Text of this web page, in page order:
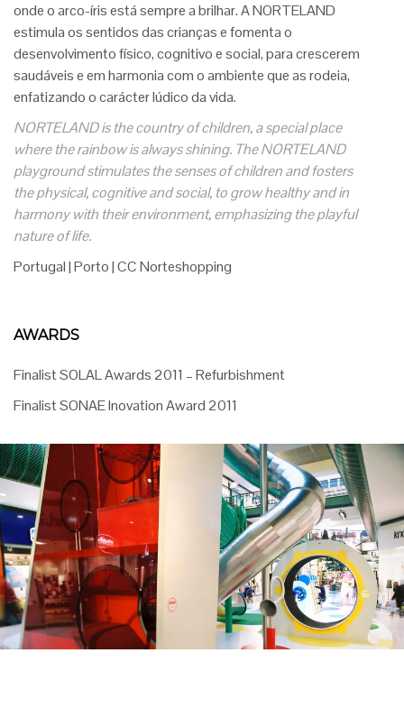
onde o arco-íris está sempre a brilhar. A NORTELAND
estimula os sentidos das crianças e fomenta o
desenvolvimento físico, cognitivo e social, para crescerem
saudáveis e em harmonia com o ambiente que as rodeia,
enfatizando o carácter lúdico da vida.
NORTELAND is the country of children, a special place
where the rainbow is always shining. The NORTELAND
playground stimulates the senses of children and fosters
the physical, cognitive and social, to grow healthy and in
harmony with their environment, emphasizing the playful
nature of life.
Portugal | Porto | CC Norteshopping
AWARDS
Finalist SOLAL Awards 2011 – Refurbishment
Finalist SONAE Inovation Award 2011